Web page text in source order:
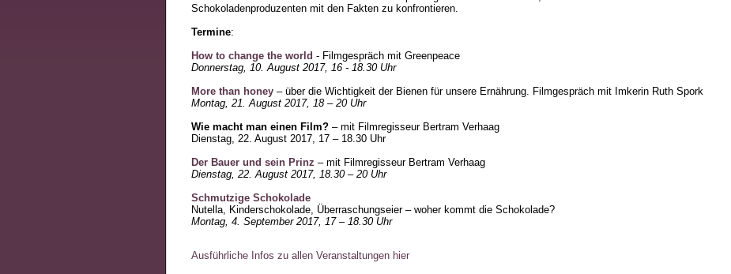
Schokoladenproduzenten mit den Fakten zu konfrontieren.
Termine:
How to change the world - Filmgespräch mit Greenpeace
Donnerstag, 10. August 2017, 16 - 18.30 Uhr
More than honey – über die Wichtigkeit der Bienen für unsere Ernährung. Filmgespräch mit Imkerin Ruth Spork
Montag, 21. August 2017, 18 – 20 Uhr
Wie macht man einen Film? – mit Filmregisseur Bertram Verhaag
Dienstag, 22. August 2017, 17 – 18.30 Uhr
Der Bauer und sein Prinz – mit Filmregisseur Bertram Verhaag
Dienstag, 22. August 2017, 18.30 – 20 Uhr
Schmutzige Schokolade
Nutella, Kinderschokolade, Überraschungseier – woher kommt die Schokolade?
Montag, 4. September 2017, 17 – 18.30 Uhr
Ausführliche Infos zu allen Veranstaltungen hier